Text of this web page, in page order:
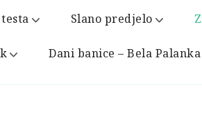
Slano predjelo
Dani banice – Bela Palanka